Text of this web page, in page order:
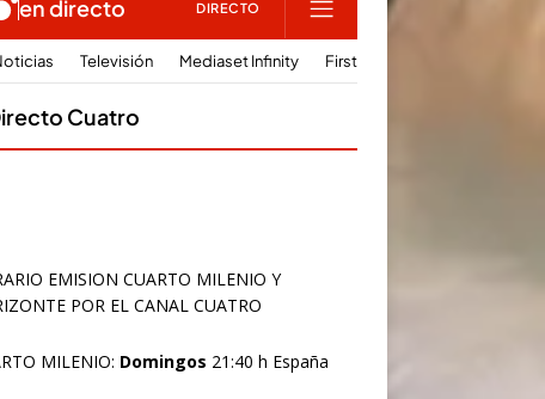
EMISION CUARTO MILENIO Y
POR EL CANAL CUATRO
MILENIO: Domingos 21:40 h España